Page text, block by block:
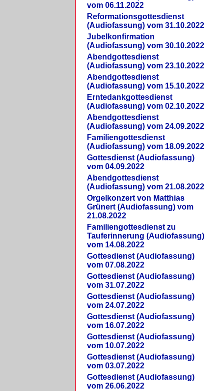
vom 06.11.2022
Reformationsgottesdienst
(Audiofassung) vom 31.10.2022
Jubelkonfirmation
(Audiofassung) vom 30.10.2022
Abendgottesdienst
(Audiofassung) vom 23.10.2022
Abendgottesdienst
(Audiofassung) vom 15.10.2022
Erntedankgottesdienst
(Audiofassung) vom 02.10.2022
Abendgottesdienst
(Audiofassung) vom 24.09.2022
Familiengottesdienst
(Audiofassung) vom 18.09.2022
Gottesdienst (Audiofassung)
vom 04.09.2022
Abendgottesdienst
(Audiofassung) vom 21.08.2022
Orgelkonzert von Matthias
Grünert (Audiofassung) vom
21.08.2022
Familiengottesdienst zu
Tauferinnerung (Audiofassung)
vom 14.08.2022
Gottesdienst (Audiofassung)
vom 07.08.2022
Gottesdienst (Audiofassung)
vom 31.07.2022
Gottesdienst (Audiofassung)
vom 24.07.2022
Gottesdienst (Audiofassung)
vom 16.07.2022
Gottesdienst (Audiofassung)
vom 10.07.2022
Gottesdienst (Audiofassung)
vom 03.07.2022
Gottesdienst (Audiofassung)
vom 26.06.2022